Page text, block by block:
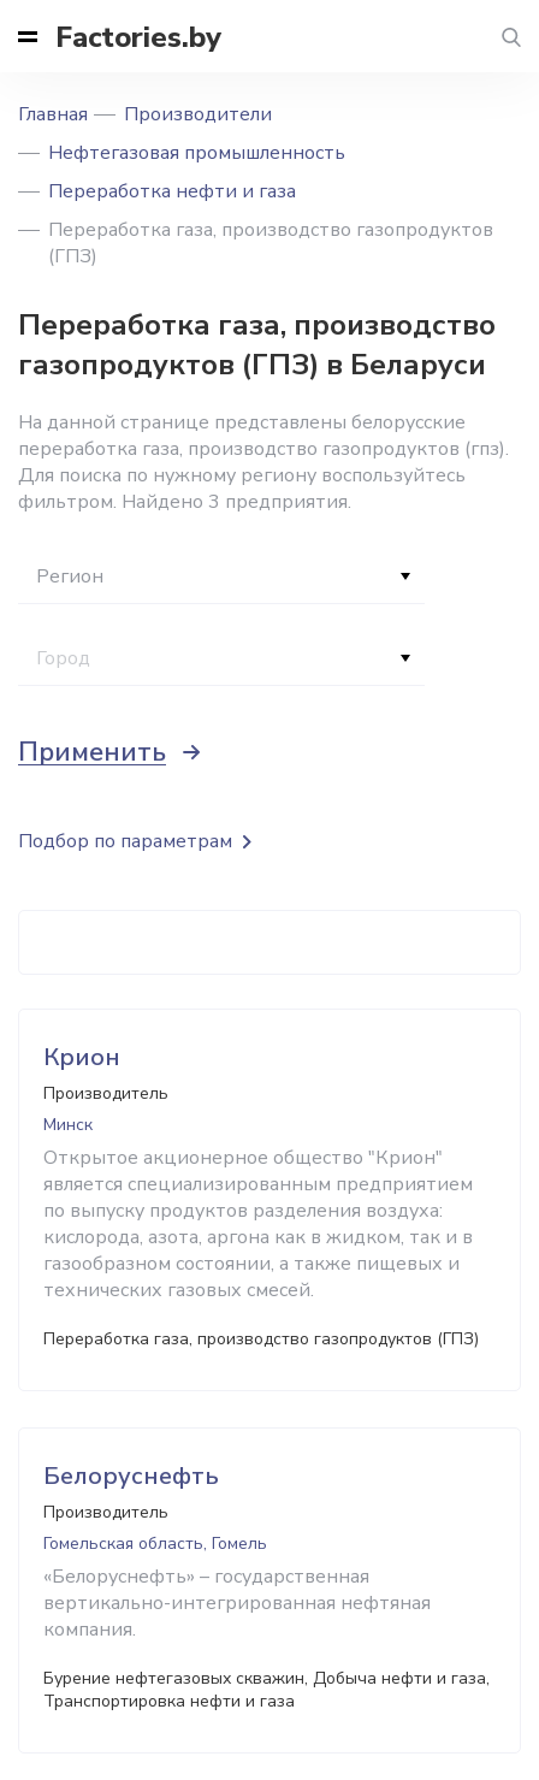
Factories.by
Главная
Производители
Нефтегазовая промышленность
Переработка нефти и газа
Переработка газа, производство газопродуктов
(ГПЗ)
Переработка газа, производство
газопродуктов (ГПЗ) в Беларуси
На данной странице представлены белорусские
переработка газа, производство газопродуктов (гпз).
Для поиска по нужному региону воспользуйтесь
фильтром. Найдено 3 предприятия.
Регион
Город
Применить
Крион
Производитель
Минск
Открытое акционерное общество "Крион"
является специализированным предприятием
по выпуску продуктов разделения воздуха:
кислорода, азота, аргона как в жидком, так и в
газообразном состоянии, а также пищевых и
технических газовых смесей.
Переработка газа, производство газопродуктов (ГПЗ)
Белоруснефть
Производитель
Гомельская область, Гомель
«Белоруснефть» – государственная
вертикально-интегрированная нефтяная
компания.
Бурение нефтегазовых скважин, Добыча нефти и газа,
Транспортировка нефти и газа
Подбор по параметрам